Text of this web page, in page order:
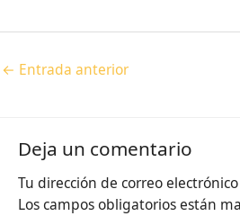
← Entrada anterior
Deja un comentario
Tu dirección de correo
Los campos obligatorios están